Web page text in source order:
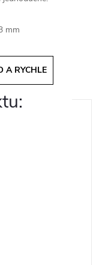
mm
A RYCHLE